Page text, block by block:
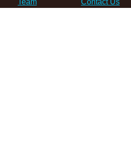
Team Contact Us